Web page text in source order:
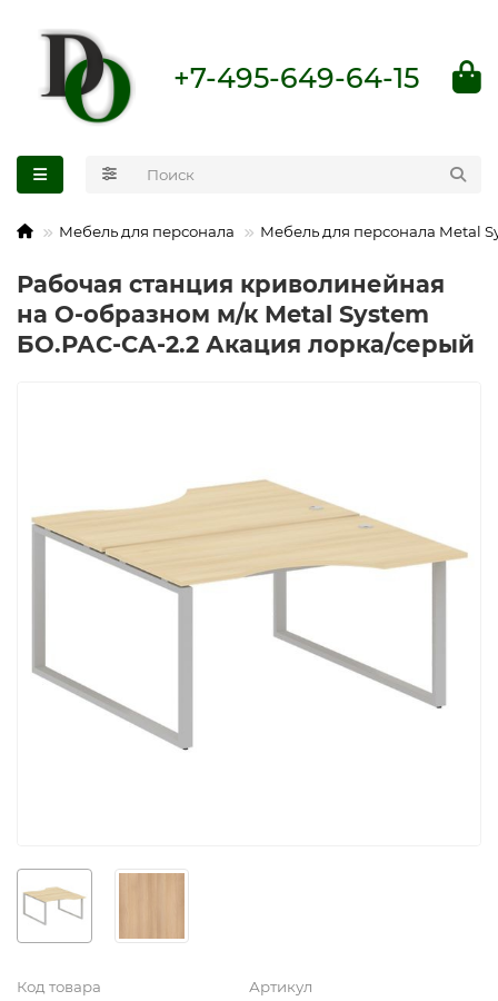
+7-495-649-64-15
Мебель для персонала Мебель для персонала Metal
Рабочая станция криволинейная
на О-образном м/к Metal System
БО.РАС-СА-2.2 Акация лорка/серый
Код товара Артикул